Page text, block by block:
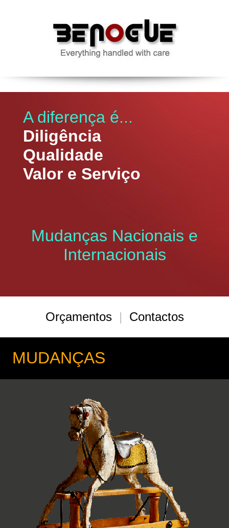
A diferença é...
Diligência
Qualidade
Valor e Serviço
Mudanças Nacionais e
Internacionais
Orçamentos | Contactos
MUDANÇAS